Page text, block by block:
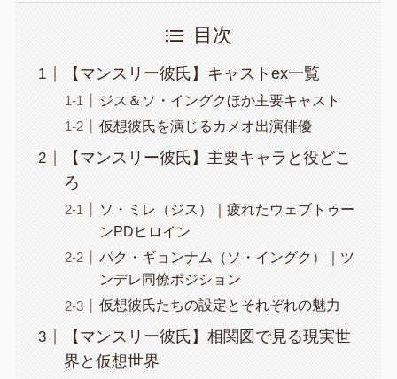
目次
【マンスリー彼氏】キャストex一覧
ジス＆ソ・イングクほか主要キャスト
仮想彼氏を演じるカメオ出演俳優
【マンスリー彼氏】主要キャラと役どこ
ろ
ソ・ミレ（ジス）｜疲れたウェブトゥー
ンPDヒロイン
パク・ギョンナム（ソ・イングク）｜ツ
ンデレ同僚ポジション
仮想彼氏たちの設定とそれぞれの魅力
【マンスリー彼氏】相関図で見る現実世
界と仮想世界